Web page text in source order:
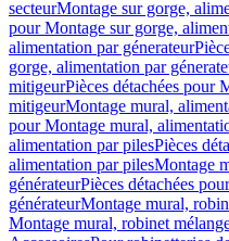
secteurMontage sur gorge,
pour Montage sur gorge,
alimentation par génerateur
gorge, alimentation par
mitigeurPièces détachées pour
mitigeurMontage mural,
pour Montage mural,
alimentation par pilesPièces
alimentation par pilesMontage
générateurPièces détachées
générateurMontage mural,
Montage mural, robinet